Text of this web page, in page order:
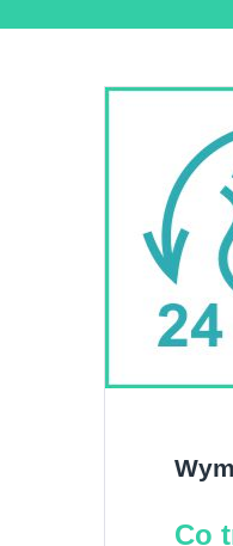
Co